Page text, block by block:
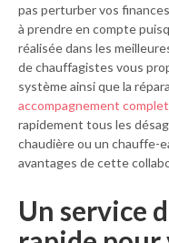
pas perturber vos
à prendre en compte
réalisée dans les
de chauffagistes vous
système ainsi que la
accompagnement complet
rapidement tous les
chaudière ou un chauffe-
avantages de cette
Un service